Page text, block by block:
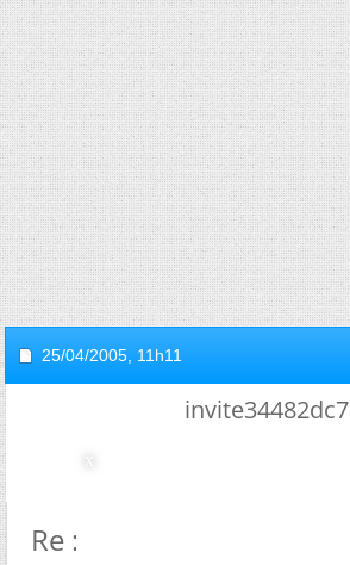
25/04/2005, 11h11
invite34482dc7
Re : Ethique et clonage